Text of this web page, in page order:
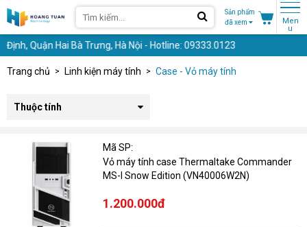
Sản phẩm
đã xem
Men
u
Hai Bà Trưng, Hà Nội - Hotline: 09333.0123
Trang chủ Linh kiện máy tính Case - Vỏ máy tính
Thuộc tính
Mã SP:
Vỏ máy tính case Thermaltake Commander
MS-I Snow Edition (VN40006W2N)
1.200.000đ